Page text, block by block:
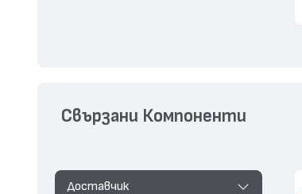
Доставчик
Свързани Компоненти